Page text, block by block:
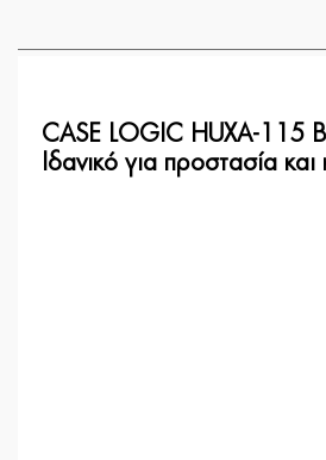
CASE LOGIC HUXA-115
Ιδανικό για προστασία